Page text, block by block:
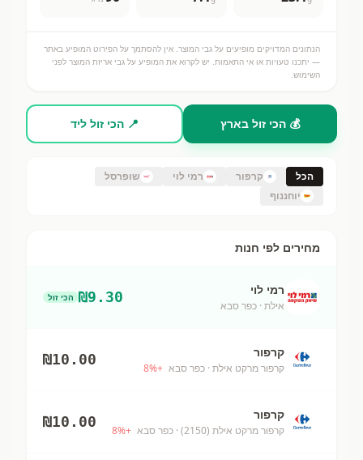
הנתונים המדויקים מופיעים על גבי המוצר. אין להסתמך על הפירוט המופיע באתר
— יתכנו טעויות או אי התאמות. יש לקרוא את המופיע על גבי אריזת המוצר לפני
השימוש.
💰 הכי זול בארץ 📍 הכי זול ליד
הכל קרפור רמי לוי
שופרסל
יוחננוף
מחירים לפי חנות
רמי לוי
אילת · כפר סבא
₪9.30 הכי זול
קרפור
קרפור מרקט אילת · כפר סבא +
8%
₪10.00
קרפור
קרפור מרקט אילת (2150) · כפר סבא +
8%
₪10.00